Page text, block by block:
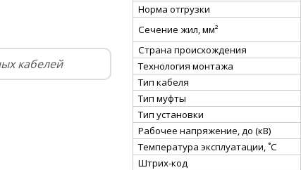
кабелей
Норма отгрузки
Сечение жил, мм²
Страна происхождения
Технология монтажа
Тип кабеля
Тип муфты
Тип установки
Рабочее напряжение, до (кВ)
Температура эксплуатации, ˚С
Штрих-код